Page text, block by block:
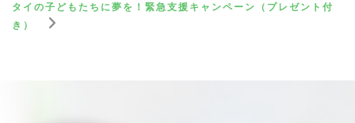
タイの子どもたちに夢を！緊急支援キャンペーン（プレゼント付
き）